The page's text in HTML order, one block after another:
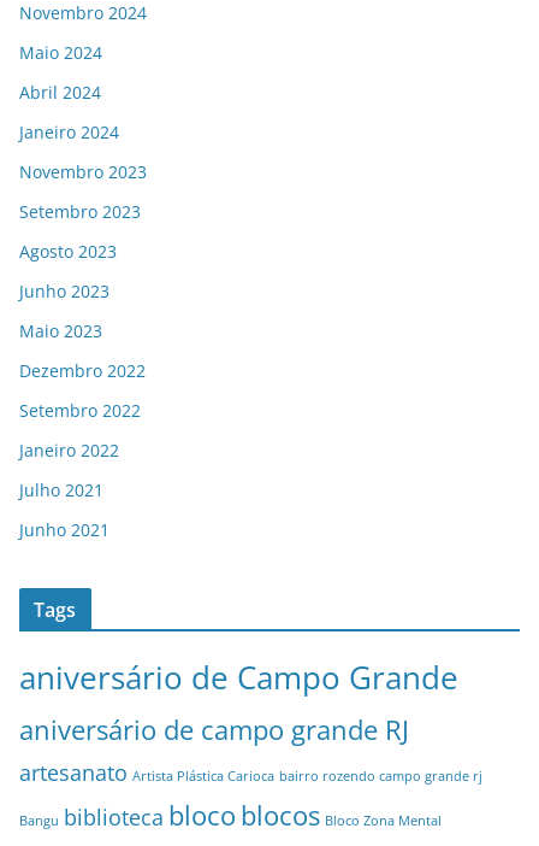
Novembro 2024
Maio 2024
Abril 2024
Janeiro 2024
Novembro 2023
Setembro 2023
Agosto 2023
Junho 2023
Maio 2023
Dezembro 2022
Setembro 2022
Janeiro 2022
Julho 2021
Junho 2021
Tags
aniversário de Campo Grande
aniversário de campo grande RJ
artesanato Artista Plástica Carioca bairro rozendo campo grande rj
Bangu biblioteca blocoblocos Bloco Zona Mental